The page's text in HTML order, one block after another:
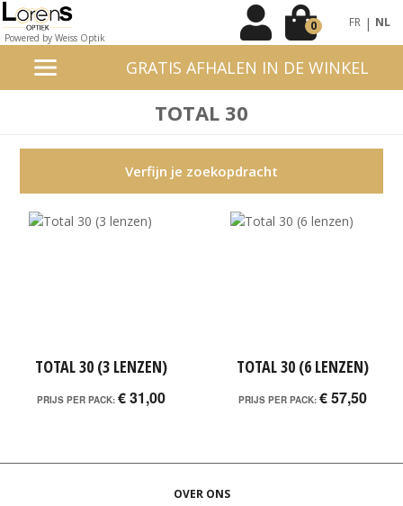
Powered by Weiss Optik
0 FR | NL
GRATIS AFHALEN IN DE WINKEL
TOTAL 30
Verfijn je zoekopdracht
TOTAL 30 (3 LENZEN)
PRIJS PER PACK: € 31,00
TOTAL 30 (6 LENZEN)
PRIJS PER PACK: € 57,50
OVER ONS